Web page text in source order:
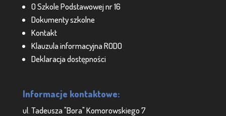
O Szkole Podstawowej nr 16
Dokumenty szkolne
Kontakt
Klauzula informacyjna RODO
Deklaracja dostępności
Informacje kontaktowe:
ul. Tadeusza "Bora" Komorowskiego 7